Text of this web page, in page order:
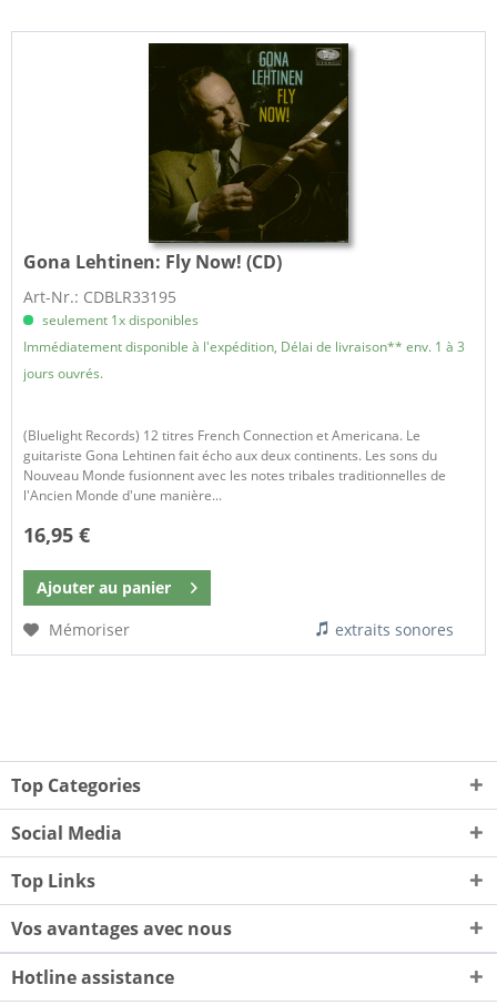
Gona Lehtinen: Fly Now! (CD)
Art-Nr.: CDBLR33195
seulement 1x disponibles
Immédiatement disponible à l'expédition, Délai de livraison** env. 1 à 3
jours ouvrés.
(Bluelight Records) 12 titres French Connection et Americana. Le
guitariste Gona Lehtinen fait écho aux deux continents. Les sons du
Nouveau Monde fusionnent avec les notes tribales traditionnelles de
l'Ancien Monde d'une manière...
16,95 €
Ajouter au panier
Mémoriser
extraits sonores
Top Categories
Social Media
Top Links
Vos avantages avec nous
Hotline assistance